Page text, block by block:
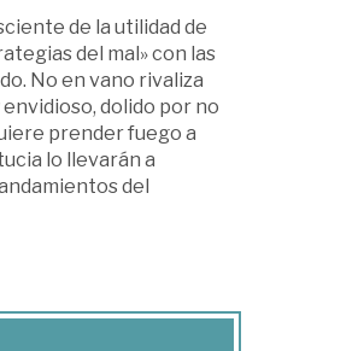
de la utilidad de
del mal» con las
No en vano rivaliza
dolido por no
prender fuego a
lo llevarán a
del